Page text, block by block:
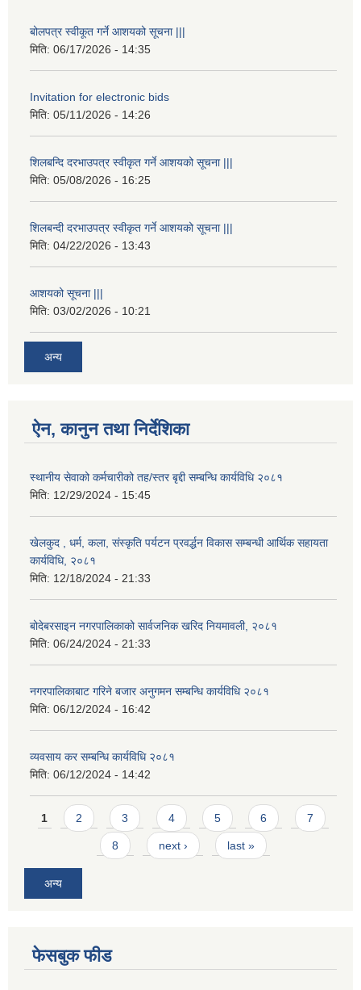
बोलपत्र स्वीकूत गर्ने आशयको सूचना |||
मिति: 06/17/2026 - 14:35
Invitation for electronic bids
मिति: 05/11/2026 - 14:26
शिलबन्दि दरभाउपत्र स्वीकृत गर्ने आशयको सूचना |||
मिति: 05/08/2026 - 16:25
शिलबन्दी दरभाउपत्र स्वीकृत गर्ने आशयको सूचना |||
मिति: 04/22/2026 - 13:43
आशयको सूचना |||
मिति: 03/02/2026 - 10:21
अन्य
ऐन, कानुन तथा निर्देशिका
स्थानीय सेवाको कर्मचारीको तह/स्तर बृद्दी सम्बन्धि कार्यविधि २०८१
मिति: 12/29/2024 - 15:45
खेलकुद , धर्म, कला, संस्कृति पर्यटन प्रवर्द्धन विकास सम्बन्धी आर्थिक सहायता
कार्यविधि, २०८१
मिति: 12/18/2024 - 21:33
बोदेबरसाइन नगरपालिकाको सार्वजनिक खरिद नियमावली, २०८१
मिति: 06/24/2024 - 21:33
नगरपालिकाबाट गरिने बजार अनुगमन सम्बन्धि कार्यविधि २०८१
मिति: 06/12/2024 - 16:42
व्यवसाय कर सम्बन्धि कार्यविधि २०८१
मिति: 06/12/2024 - 14:42
Pages
1 2 3 4 5 6 7
8 next › last »
अन्य
फेसबुक फीड